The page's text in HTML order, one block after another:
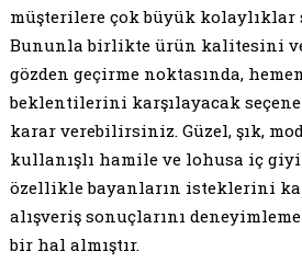
müşterilere çok büyük kolaylıklar
Bununla birlikte ürün kalitesini
gözden geçirme noktasında,
beklentilerini karşılayacak
karar verebilirsiniz. Güzel, şık,
kullanışlı hamile ve lohusa iç
özellikle bayanların isteklerini
alışveriş sonuçlarını
bir hal almıştır.